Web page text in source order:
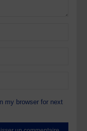
my browser for next